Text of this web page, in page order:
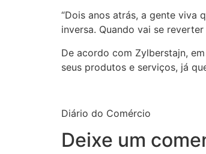
“Dois anos atrás, a gente viva
inversa. Quando vai se
De acordo com Zylberstajn,
seus produtos e serviços, já
Diário do Comércio
Deixe um